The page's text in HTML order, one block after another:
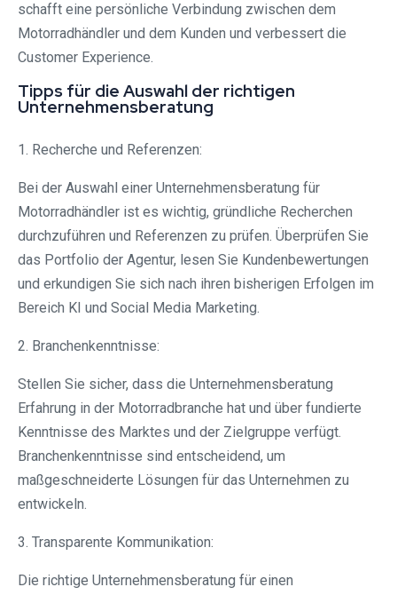
schafft eine persönliche Verbindung zwischen dem
Motorradhändler und dem Kunden und verbessert die
Customer Experience.
Tipps für die Auswahl der richtigen
Unternehmensberatung
1. Recherche und Referenzen:
Bei der Auswahl einer Unternehmensberatung für
Motorradhändler ist es wichtig, gründliche Recherchen
durchzuführen und Referenzen zu prüfen. Überprüfen Sie
das Portfolio der Agentur, lesen Sie Kundenbewertungen
und erkundigen Sie sich nach ihren bisherigen Erfolgen im
Bereich KI und Social Media Marketing.
2. Branchenkenntnisse:
Stellen Sie sicher, dass die Unternehmensberatung
Erfahrung in der Motorradbranche hat und über fundierte
Kenntnisse des Marktes und der Zielgruppe verfügt.
Branchenkenntnisse sind entscheidend, um
maßgeschneiderte Lösungen für das Unternehmen zu
entwickeln.
3. Transparente Kommunikation:
Die richtige Unternehmensberatung für einen